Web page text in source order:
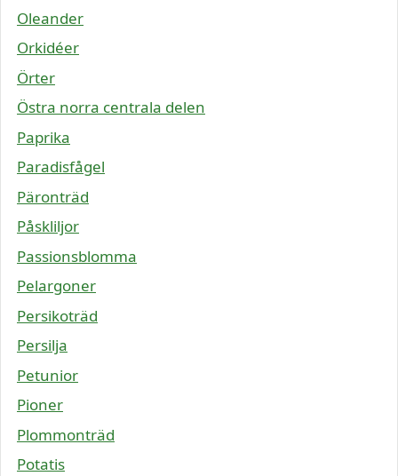
Oleander
Orkidéer
Örter
Östra norra centrala delen
Paprika
Paradisfågel
Päronträd
Påskliljor
Passionsblomma
Pelargoner
Persikoträd
Persilja
Petunior
Pioner
Plommonträd
Potatis